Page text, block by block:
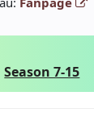
Season 7-15